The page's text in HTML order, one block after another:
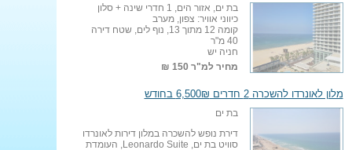
בת ים, אזור הים, 1 חדרי שינה + סלון
כיווני אוויר: צפון, מערב
קומה 12 מתוך 13, נוף לים, שטח דירה
40 מ"ר
חניה יש
מחיר למ"ר 150 ₪
מלון לאונרדו להשכרה 2 חדרים 6,500₪ בחודש
בת ים
דירת נופש להשכרה במלון דירות לאונרדו
סוויט בת ים, Leonardo Suite, העומדת